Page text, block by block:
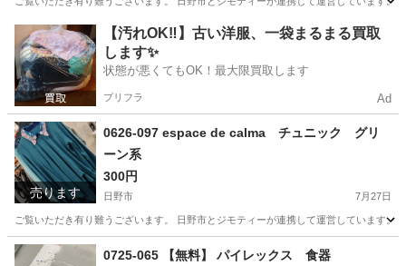
東京 日野市 小物 現地
【汚れOK‼️】古い洋服、一袋まるまる買取
します✨
状態が悪くてもOK！最大限買取します
プリフラ Ad
売ります
0626-097 espace de calma チュニック グリ
ーン系
300円
日野市 7月27日
ご覧いただき有り難うございます。 日野市とジモティーが連携して運営していま
東京 日野市 現地
0725-065 【無料】 パイレックス 食器